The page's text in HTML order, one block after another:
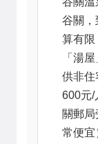
谷關，
算有限
「湯
供非住
600元/
關郵
常便宜